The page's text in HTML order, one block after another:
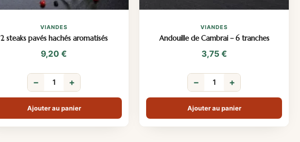
VIANDES
2 steaks pavés hachés aromatisés
9,20 €
− +
Ajouter au panier
VIANDES
Andouille de Cambrai – 6 tranches
3,75 €
− +
Ajouter au panier